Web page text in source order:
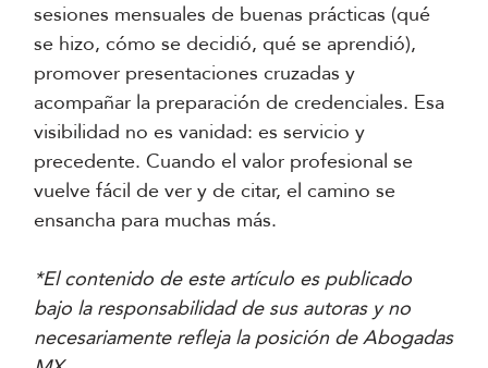
sesiones mensuales de buenas prácticas (qué
se hizo, cómo se decidió, qué se aprendió),
promover presentaciones cruzadas y
acompañar la preparación de credenciales. Esa
visibilidad no es vanidad: es servicio y
precedente. Cuando el valor profesional se
vuelve fácil de ver y de citar, el camino se
ensancha para muchas más.
*El contenido de este artículo es publicado
bajo la responsabilidad de sus autoras y no
necesariamente refleja la posición de Abogadas